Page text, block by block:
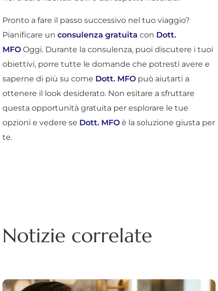
Pronto a fare il passo successivo nel tuo viaggio?
Pianificare un consulenza gratuita con Dott.
MFO Oggi. Durante la consulenza, puoi discutere i tuoi
obiettivi, porre tutte le domande che potresti avere e
saperne di più su come Dott. MFO può aiutarti a
ottenere il look desiderato. Non esitare a sfruttare
questa opportunità gratuita per esplorare le tue
opzioni e vedere se Dott. MFO è la soluzione giusta per
te.
Notizie correlate